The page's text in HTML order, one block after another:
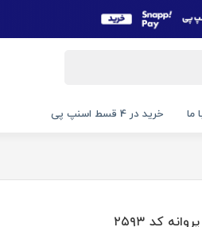
ما خرید در 4 قسط اسنپ پی
کد ۲۵۹۳